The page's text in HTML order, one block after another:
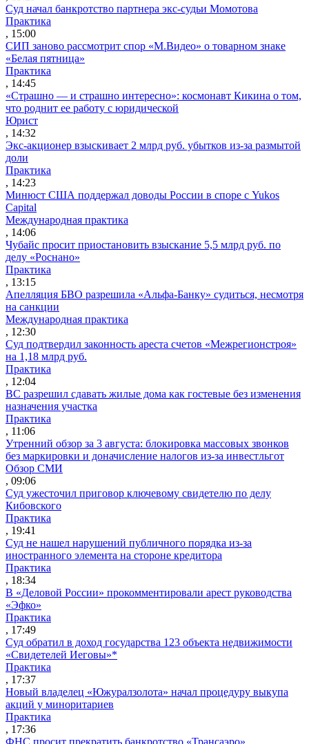
Суд начал банкротство партнера экс-судьи Момотова
Практика
, 15:00
СИП заново рассмотрит спор «М.Видео» о товарном знаке
«Белая пятница»
Практика
, 14:45
«Страшно — и страшно интересно»: космонавт Кикина о том,
что роднит ее работу с юридической
Юрист
, 14:32
Экс-акционер взыскивает 2 млрд руб. убытков из-за размытой
доли
Практика
, 14:23
Минюст США поддержал доводы России в споре с Yukos
Capital
Международная практика
, 14:06
Чубайс просит приостановить взыскание 5,5 млрд руб. по
делу «Роснано»
Практика
, 13:15
Апелляция БВО разрешила «Альфа-Банку» судиться, несмотря
на санкции
Международная практика
, 12:30
Суд подтвердил законность ареста счетов «Межрегионстроя»
на 1,18 млрд руб.
Практика
, 12:04
ВС разрешил сдавать жилые дома как гостевые без изменения
назначения участка
Практика
, 11:06
Утренний обзор за 3 августа: блокировка массовых звонков
без маркировки и доначисление налогов из-за инвестльгот
Обзор СМИ
, 09:06
Суд ужесточил приговор ключевому свидетелю по делу
Кибовского
Практика
, 19:41
Суд не нашел нарушений публичного порядка из-за
иностранного элемента на стороне кредитора
Практика
, 18:34
В «Деловой России» прокомментировали арест руководства
«Эфко»
Практика
, 17:49
Суд обратил в доход государства 123 объекта недвижимости
«Свидетелей Иеговы»*
Практика
, 17:37
Новый владелец «Южуралзолота» начал процедуру выкупа
акций у миноритариев
Практика
, 17:36
ФНС просит прекратить банкротство «Трансаэро»